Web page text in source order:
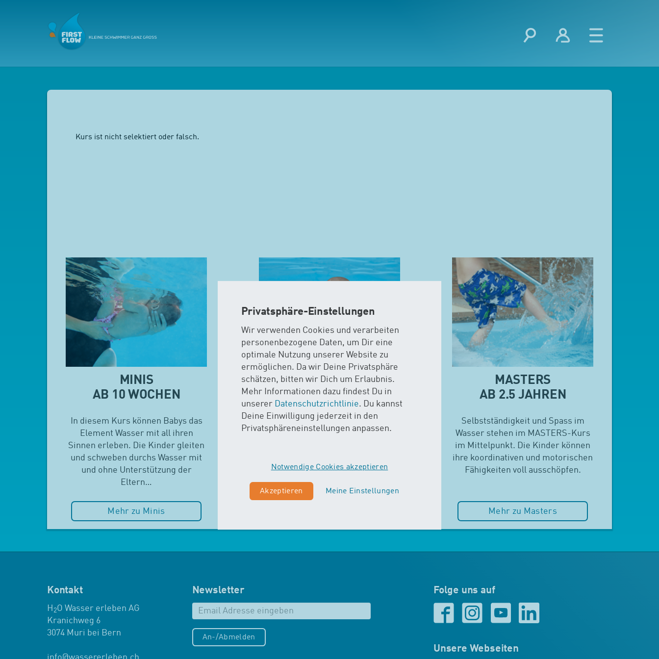
Privatsphäre-Einstellungen
Wir verwenden Cookies und verarbeiten
personenbezogene Daten, um Dir eine
optimale Nutzung unserer Website zu
ermöglichen. Da wir Deine Privatsphäre
schätzen, bitten wir Dich um Erlaubnis.
Mehr Informationen dazu findest Du in
unserer Datenschutzrichtlinie. Du kannst
Deine Einwilligung jederzeit in den
Privatsphäreneinstellungen anpassen.
Notwendige Cookies akzeptieren
Akzeptieren Meine Einstellungen
Kurs ist nicht selektiert oder falsch.
MINIS
AB 10 WOCHEN
In diesem Kurs können Babys das
Element Wasser mit all ihren
Sinnen erleben. Die Kinder gleiten
und schweben durchs Wasser mit
und ohne Unterstützung der
Eltern…
Mehr zu Minis
MAXIS
AB 15 MONATEN
Im MAXIS-Kurs stehen Sicherheit
und Spass im Wasser im
unterschiedlichen
Schwimmtechniken…
MASTERS
AB 2.5 JAHREN
Selbstständigkeit und Spass im
Wasser stehen im MASTERS-Kurs
im Mittelpunkt. Die Kinder können
ihre koordinativen und motorischen
Fähigkeiten voll ausschöpfen.
Mehr zu Masters
Kontakt
H 2O Wasser erleben AG
Kranichweg 6
3074 Muri bei Bern
Newsletter
An-/Abmelden
Folge uns auf
Unsere Webseiten